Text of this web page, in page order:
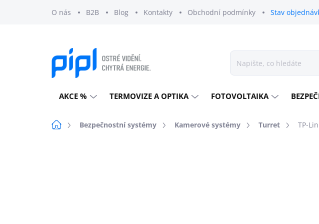
O nás B2B Blog Kontakty Obchodní podmínky Stav
AKCE % TERMOVIZE A OPTIKA FOTOVOLTAIKA
DomůBezpečnostní systémy Kamerové systémy Turret TP-